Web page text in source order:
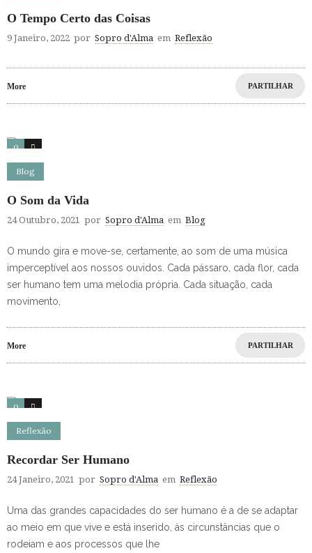
O Tempo Certo das Coisas
9 Janeiro, 2022 por Sopro d'Alma em Reflexão
More PARTILHAR
0 2
Blog
O Som da Vida
24 Outubro, 2021 por Sopro d'Alma em Blog
O mundo gira e move-se, certamente, ao som de uma música
imperceptível aos nossos ouvidos. Cada pássaro, cada flor, cada
ser humano tem uma melodia própria. Cada situação, cada
movimento,
More PARTILHAR
0 4
Reflexão
Recordar Ser Humano
24 Janeiro, 2021 por Sopro d'Alma em Reflexão
Uma das grandes capacidades do ser humano é a de se adaptar
ao meio em que vive e está inserido, às circunstâncias que o
rodeiam e aos processos que lhe